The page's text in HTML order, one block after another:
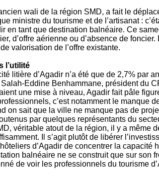
wali de la région SMD, a fait le
ministre du tourisme et de l’artisanat :
en tant que destination balnéaire. Ce
d’offre aérienne ou d’absence de
valorisation de l’offre existante.
l’utilité
litière d’Agadir n’a été que de 2,7% par
Eddine Benhammane, président du
une mise à niveau, Agadir fait pâle
c’est notamment le manque
on sait que la ville ne manque pas de
par quelques représentants du
véritable atout de la région, il y a même
Il s’agit plutôt de libérer
d’Agadir de concentrer la capacité
balnéaire ne se construit que sur son
de voir les professionnels du tourisme